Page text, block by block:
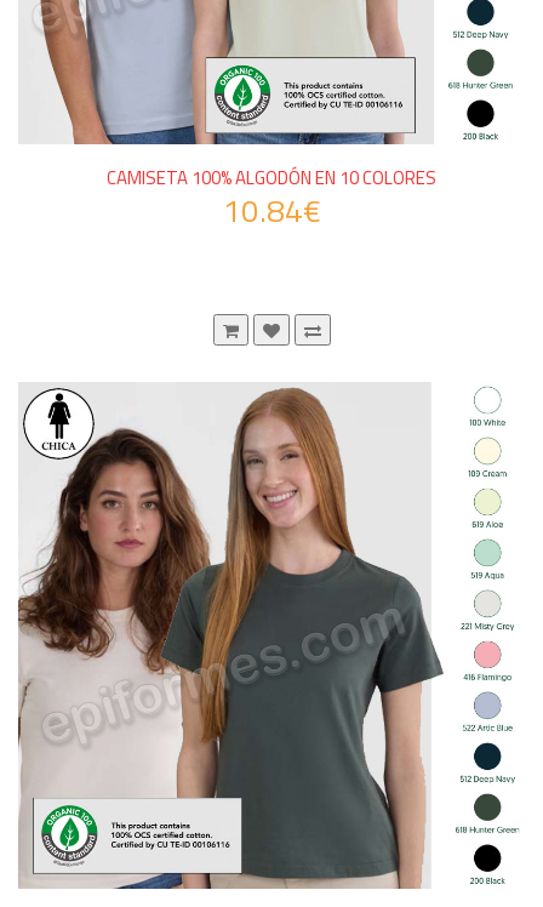
CAMISETA 100% ALGODÓN EN 10 COLORES
10.84€